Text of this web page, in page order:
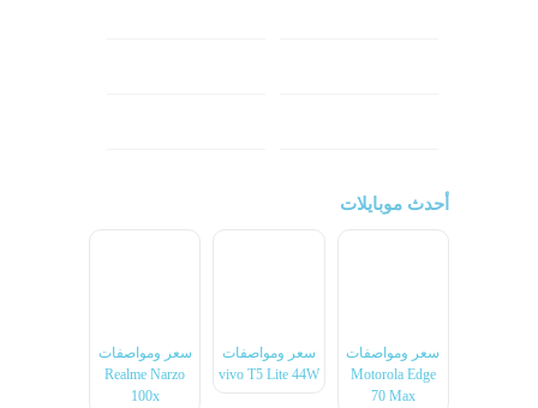
أحدث موبايلات
سعر ومواصفات
Motorola Edge
70 Max
سعر ومواصفات
vivo T5 Lite 44W
سعر ومواصفات
Realme Narzo
100x